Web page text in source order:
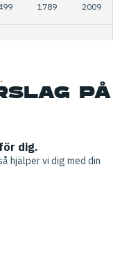
1789 2009
669 749
PÅ
dig.
hjälper vi dig med din